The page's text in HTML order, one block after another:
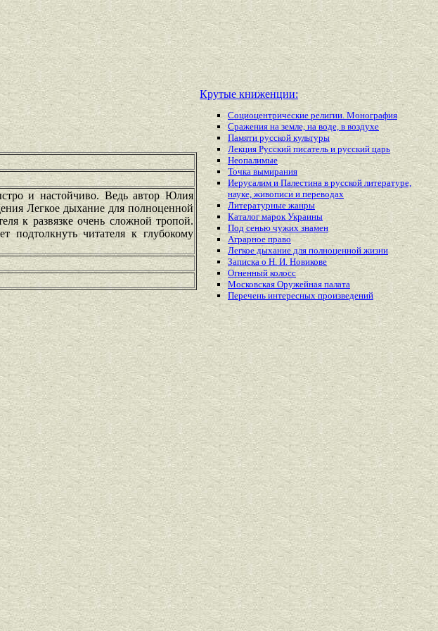
и настойчиво. Ведь автор Юлия
Легкое дыхание для полноценной
к развязке очень сложной тропой.
подтолкнуть читателя к глубокому
Крутые книженции:
Социоцентрические религии. Монография
Сражения на земле, на воде, в воздухе
Памяти русской культуры
Лекция Русский писатель и русский царь
Неопалимые
Точка вымирания
Иерусалим и Палестина в русской литературе,
науке, живописи и переводах
Литературные жанры
Каталог марок Украины
Под сенью чужих знамен
Аграрное право
Легкое дыхание для полноценной жизни
Записка о Н. И. Новикове
Огненный колосс
Московская Оружейная палата
Перечень интересныхпроизведений